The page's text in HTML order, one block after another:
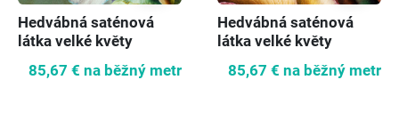
Hedvábná saténová
látka velké květy
85,67 € na běžný metr
Hedvábná saténová
látka velké květy
85,67 € na běžný metr